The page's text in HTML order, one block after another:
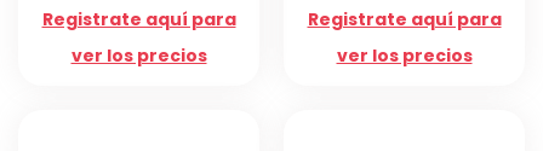
Registrate aquí para
ver los precios
Registrate aquí para
ver los precios